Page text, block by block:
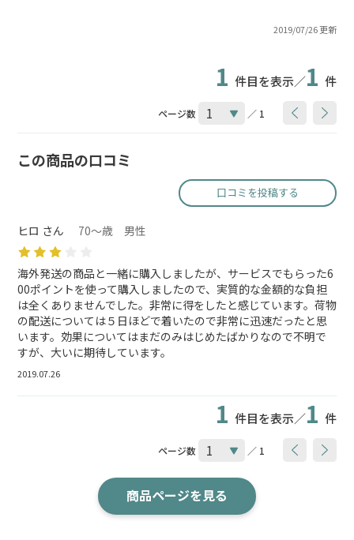
2019/07/26 更新
1 件目を表示／1 件
ページ数 ／ 1
この商品の口コミ
口コミを投稿する
ヒロ さん 70～歳 男性
海外発送の商品と一緒に購入しましたが、サービスでもらった6
00ポイントを使って購入しましたので、実質的な金額的な負担
は全くありませんでした。非常に得をしたと感じています。荷物
の配送については５日ほどで着いたので非常に迅速だったと思
います。効果についてはまだのみはじめたばかりなので不明で
すが、大いに期待しています。
2019.07.26
1 件目を表示／1 件
ページ数 ／ 1
商品ページを見る